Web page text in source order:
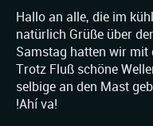
Hallo an alle, die im
natürlich Grüße über
Samstag hatten wir mit
Trotz Fluß schöne
selbige an den Mast
!Ahí va!